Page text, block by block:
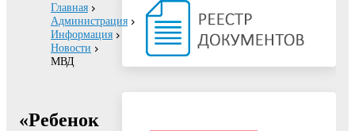
Главная
Администрация
Информация
Новости
МВД
«Ребенок